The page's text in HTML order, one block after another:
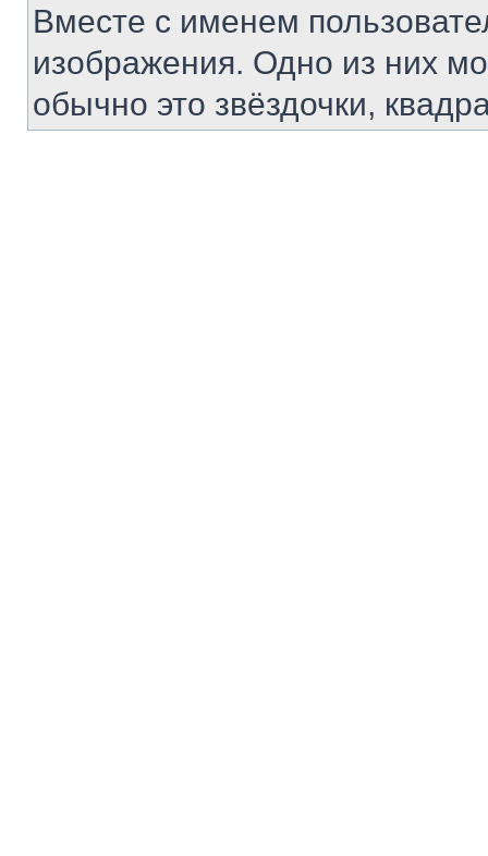
Вместе с именем
изображения. Одно из них
обычно это звёздочки,